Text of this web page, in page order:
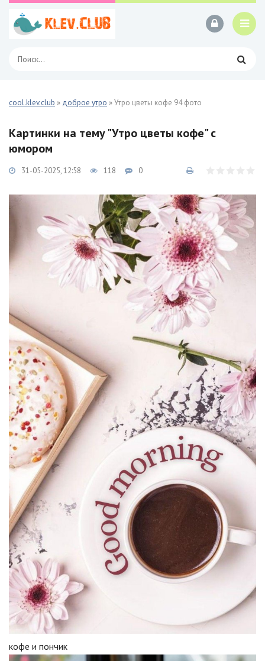
cool.klev.club » доброе утро » Утро цветы кофе 94 фото
Картинки на тему "Утро цветы кофе" с
юмором
31-05-2025, 12:58 118 0
кофе и пончик